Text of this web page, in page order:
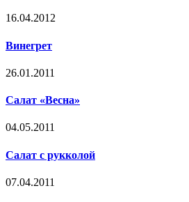
16.04.2012
Винегрет
26.01.2011
Салат «Весна»
04.05.2011
Салат с рукколой
07.04.2011